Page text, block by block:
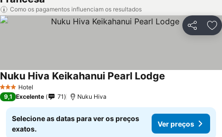
Como os pagamentos influenciam os resultados
Partilhar
3 EstrelasHotel
Nuku Hiva Keikahanui Pearl Lodge
9,1 Excelente 71 Nuku Hiva
Selecione as datas para ver os preços
exatos.
Ver preços